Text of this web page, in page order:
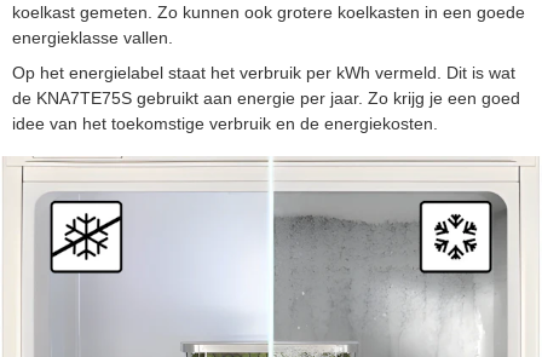
koelkast gemeten. Zo kunnen ook grotere koelkasten in een goede
energieklasse vallen.
Op het energielabel staat het verbruik per kWh vermeld. Dit is wat
de KNA7TE75S gebruikt aan energie per jaar. Zo krijg je een goed
idee van het toekomstige verbruik en de energiekosten.